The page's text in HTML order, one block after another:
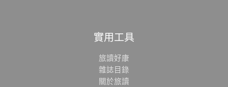
實用工具
旅讀好康
雜誌目錄
關於旅讀